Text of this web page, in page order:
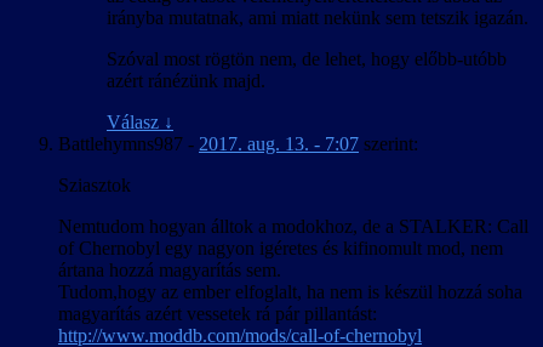
irányba mutatnak, ami miatt nekünk sem tetszik igazán.
Szóval most rögtön nem, de lehet, hogy előbb-utóbb
azért ránézünk majd.
Válasz ↓
Battlehymns987 - 2017. aug. 13. - 7:07 szerint:
Sziasztok
Nemtudom hogyan álltok a modokhoz, de a STALKER: Call
of Chernobyl egy nagyon igéretes és kifinomult mod, nem
ártana hozzá magyarítás sem.
Tudom,hogy az ember elfoglalt, ha nem is készül hozzá soha
magyarítás azért vessetek rá pár pillantást:
http://www.moddb.com/mods/call-of-chernobyl